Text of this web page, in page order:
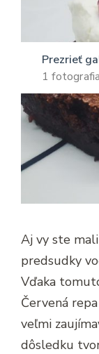
Prezrieť
1 fotografia
Aj vy ste
predsudky
Vďaka
Červená
veľmi
dôsledku